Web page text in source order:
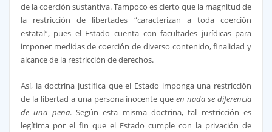
de la coerción sustantiva. Tampoco es cierto que la magnitud de
la restricción de libertades “caracterizan a toda coerción
estatal”, pues el Estado cuenta con facultades jurídicas para
imponer medidas de coerción de diverso contenido, finalidad y
alcance de la restricción de derechos.
Así, la doctrina justifica que el Estado imponga una restricción
de la libertad a una persona inocente queen nada se diferencia
de una pena. Según esta misma doctrina, tal restricción es
legítima por el fin que el Estado cumple con la privación de